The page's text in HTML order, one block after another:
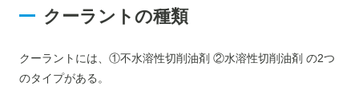
クーラントの種類
クーラントには、①不水溶性切削油剤 ②水溶性切削油剤 の2つ
のタイプがある。